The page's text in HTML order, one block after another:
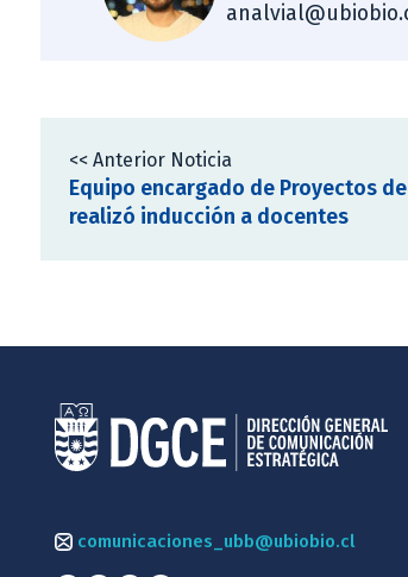
<< Anterior Noticia
Equipo encargado de Proyectos
realizó inducción a docentes
comunicaciones_ubb@ubiobio.cl